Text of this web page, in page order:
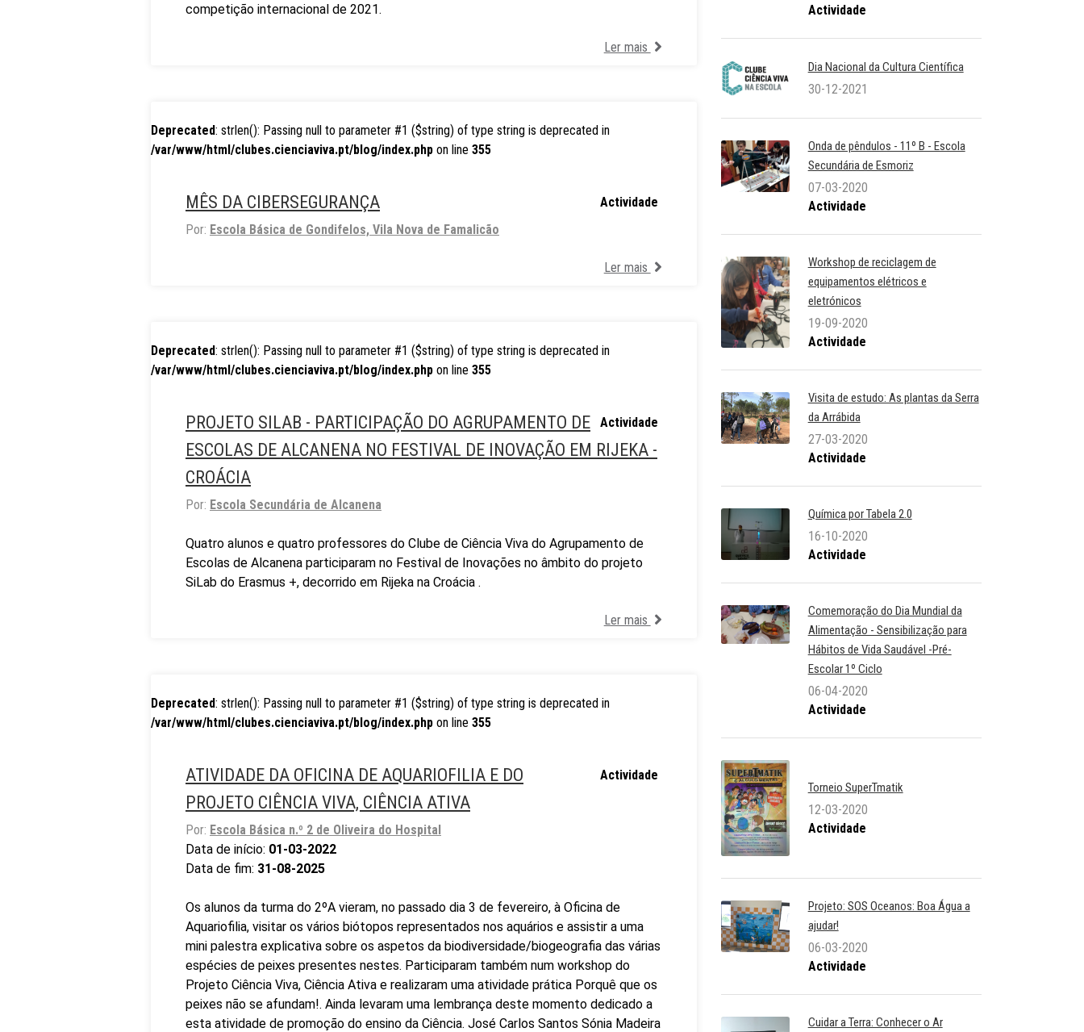
competição internacional de 2021.
Ler mais
Deprecated: strlen(): Passing null to parameter #1 ($string) of type string is deprecated in
/var/www/html/clubes.cienciaviva.pt/blog/index.php on line 355
Actividade
MÊS DA CIBERSEGURANÇA
Por: Escola Básica de Gondifelos, Vila Nova de Famalicão
Ler mais
Deprecated: strlen(): Passing null to parameter #1 ($string) of type string is deprecated in
/var/www/html/clubes.cienciaviva.pt/blog/index.php on line 355
Actividade
PROJETO SILAB - PARTICIPAÇÃO DO AGRUPAMENTO DE
ESCOLAS DE ALCANENA NO FESTIVAL DE INOVAÇÃO EM RIJEKA -
CROÁCIA
Por: Escola Secundária de Alcanena
Quatro alunos e quatro professores do Clube de Ciência Viva do Agrupamento de
Escolas de Alcanena participaram no Festival de Inovações no âmbito do projeto
SiLab do Erasmus +, decorrido em Rijeka na Croácia .
Ler mais
Deprecated: strlen(): Passing null to parameter #1 ($string) of type string is deprecated in
/var/www/html/clubes.cienciaviva.pt/blog/index.php on line 355
Actividade
ATIVIDADE DA OFICINA DE AQUARIOFILIA E DO
PROJETO CIÊNCIA VIVA, CIÊNCIA ATIVA
Por: Escola Básica n.º 2 de Oliveira do Hospital
Data de início: 01-03-2022
Data de fim: 31-08-2025
Os alunos da turma do 2ºA vieram, no passado dia 3 de fevereiro, à Oficina de
Aquariofilia, visitar os vários biótopos representados nos aquários e assistir a uma
mini palestra explicativa sobre os aspetos da biodiversidade/biogeografia das várias
espécies de peixes presentes nestes. Participaram também num workshop do
Projeto Ciência Viva, Ciência Ativa e realizaram uma atividade prática Porquê que os
peixes não se afundam!. Ainda levaram uma lembrança deste momento dedicado a
esta atividade de promoção do ensino da Ciência. José Carlos Santos Sónia Madeira
Actividade
Dia Nacional da Cultura Científica
30-12-2021
Onda de pêndulos - 11º B - Escola
Secundária de Esmoriz
07-03-2020
Actividade
Workshop de reciclagem de
equipamentos elétricos e
eletrónicos
19-09-2020
Actividade
Visita de estudo: As plantas da Serra
da Arrábida
27-03-2020
Actividade
Química por Tabela 2.0
16-10-2020
Actividade
Comemoração do Dia Mundial da
Alimentação - Sensibilização para
Hábitos de Vida Saudável -Pré-
Escolar 1º Ciclo
06-04-2020
Actividade
Torneio SuperTmatik
12-03-2020
Actividade
Projeto: SOS Oceanos: Boa Água a
ajudar!
06-03-2020
Actividade
Cuidar a Terra: Conhecer o Ar